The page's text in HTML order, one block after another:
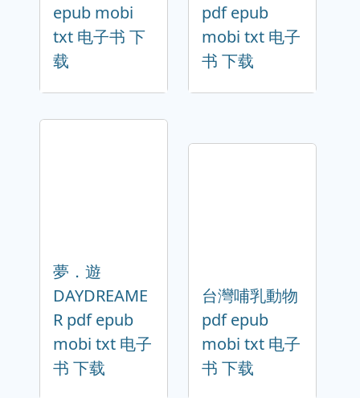
epub mobi
txt 电子书 下
载
pdf epub
mobi txt 电子
书 下载
夢．遊
DAYDREAME
R pdf epub
mobi txt 电子
书 下载
台灣哺乳動物
pdf epub
mobi txt 电子
书 下载